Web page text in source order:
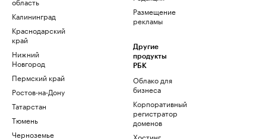
Калининград
Краснодарский
край
Нижний
Новгород
Пермский край
Ростов-на-Дону
Татарстан
Тюмень
Черноземье
Размещение
рекламы
Другие
продукты
РБК
Облако для
бизнеса
Корпоративный
регистратор
доменов
Хостинг